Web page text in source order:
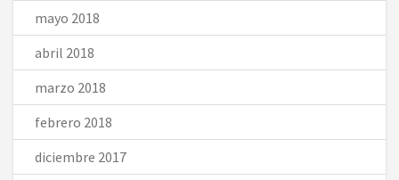
mayo 2018
abril 2018
marzo 2018
febrero 2018
diciembre 2017